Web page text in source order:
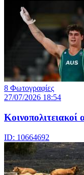
8 Φωτογραφίες
27/07/2026 18:54
ID: 10664692